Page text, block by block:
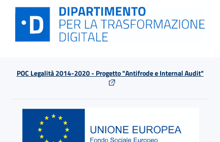
POC Legalità 2014-2020 - Progetto "Antifrode e Internal Audit"